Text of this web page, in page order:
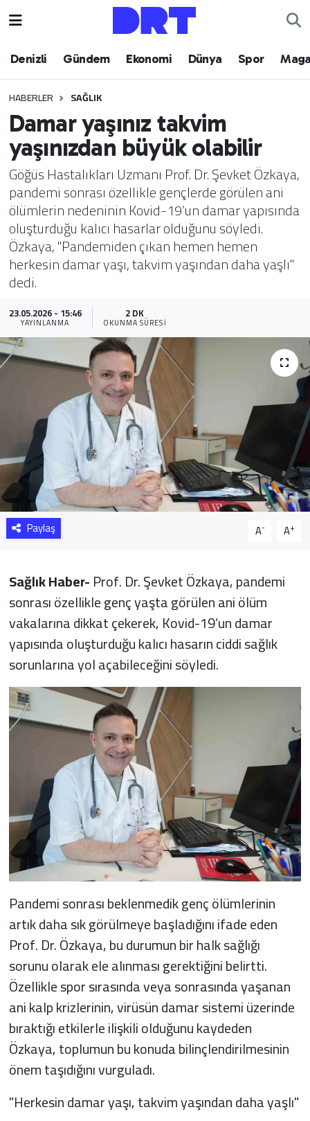
Denizli Gündem Ekonomi Dünya Spor
HABERLER SAĞLIK
Damar yaşınız takvim
yaşınızdan büyük olabilir
Göğüs Hastalıkları Uzmanı Prof. Dr. Şevket Özkaya,
pandemi sonrası özellikle gençlerde görülen ani
ölümlerin nedeninin Kovid-19’un damar yapısında
oluşturduğu kalıcı hasarlar olduğunu söyledi.
Özkaya, "Pandemiden çıkan hemen hemen
herkesin damar yaşı, takvim yaşından daha yaşlı"
dedi.
23.05.2026 - 15:46
YAYINLANMA
2 DK
OKUNMA SÜRESI
Paylaş A- A+
Sağlık Haber-Prof. Dr. Şevket Özkaya, pandemi
sonrası özellikle genç yaşta görülen ani ölüm
vakalarına dikkat çekerek, Kovid-19’un damar
yapısında oluşturduğu kalıcı hasarın ciddi sağlık
sorunlarına yol açabileceğini söyledi.
Pandemi sonrası beklenmedik genç ölümlerinin
artık daha sık görülmeye başladığını ifade eden
Prof. Dr. Özkaya, bu durumun bir halk sağlığı
sorunu olarak ele alınması gerektiğini belirtti.
Özellikle spor sırasında veya sonrasında yaşanan
ani kalp krizlerinin, virüsün damar sistemi üzerinde
bıraktığı etkilerle ilişkili olduğunu kaydeden
Özkaya, toplumun bu konuda bilinçlendirilmesinin
önem taşıdığını vurguladı.
"Herkesin damar yaşı, takvim yaşından daha yaşlı"
Denizli
Ekonomi
Dünya
Spor
Magazin
Teknoloji
Sağlık
Yazarlar
Resmi İlan
Resmi Reklam
Hava Durumu
Trafik Durumu
Puan Durumu ve Fikstür
Tüm Manşetler
Son Dakika Haberleri
Haber Arşivi